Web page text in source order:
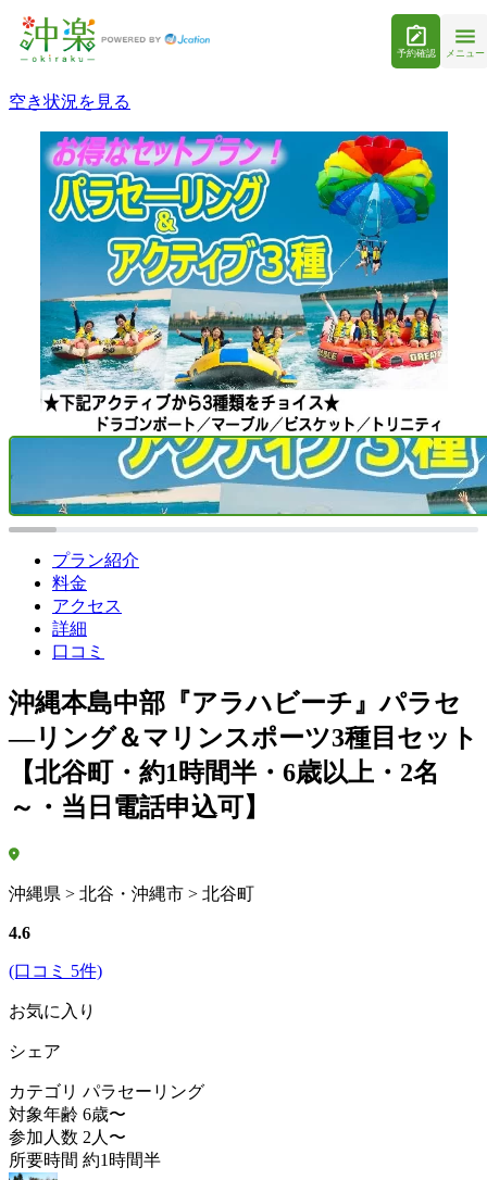
予約確認 メニュー
空き状況を見る
プラン紹介
料金
アクセス
詳細
口コミ
沖縄本島中部『アラハビーチ』パラセ
―リング＆マリンスポーツ3種目セット
【北谷町・約1時間半・6歳以上・2名
～・当日電話申込可】
沖縄県 > 北谷・沖縄市 > 北谷町
4.6
(口コミ 5件)
お気に入り
シェア
カテゴリ パラセーリング
対象年齢 6歳〜
参加人数 2人〜
所要時間 約1時間半